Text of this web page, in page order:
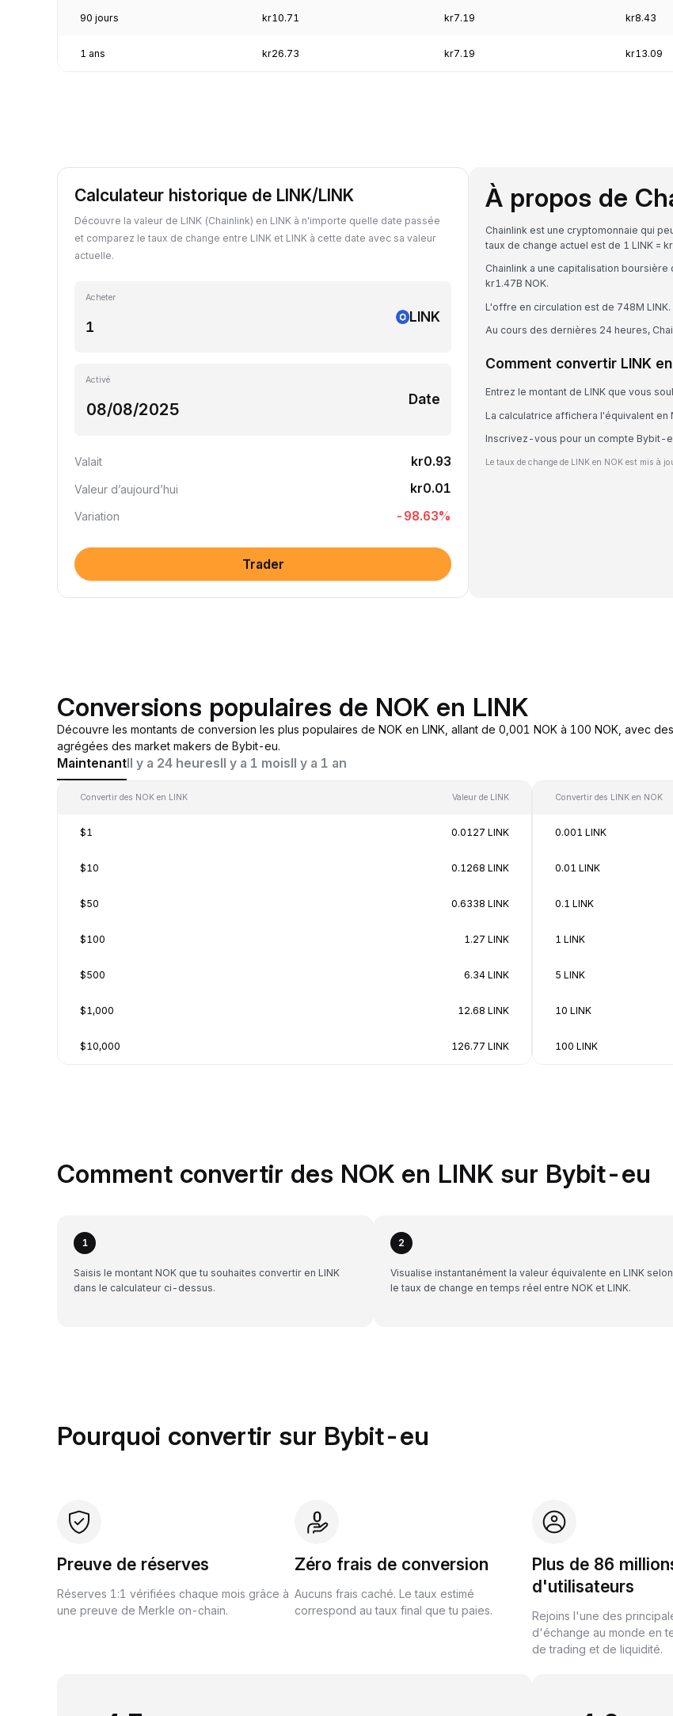
90 jours kr10.71 kr7.19 kr8.43
1 ans kr26.73 kr7.19 kr13.09
Calculateur historique de LINK/LINK
Découvre la valeur de LINK (Chainlink) en LINK à n'importe quelle date passée
et comparez le taux de change entre LINK et LINK à cette date avec sa valeur
actuelle.
Acheter
LINK
Activé
Date
Valait kr0.93
Valeur d’aujourd’hui kr0.01
Variation -98.63%
Trader
À propos de
Chainlink est une cryptomonnaie qui
taux de change actuel est de 1 LINK =
Chainlink a une capitalisation
kr1.47B NOK.
L'offre en circulation est de 748M LINK.
Au cours des dernières 24 heures,
Comment convertir LINK
Entrez le montant de LINK que vous
La calculatrice affichera l'équivalent en
Inscrivez-vous pour un compte Bybit-
Le taux de change de LINK en NOK est mis à
Conversions populaires de NOK en LINK
Découvre les montants de conversion les plus populaires de NOK en LINK, allant de 0,001 NOK à 100 NOK, avec
agrégées des market makers de Bybit-eu.
MaintenantIl y a 24 heuresIl y a 1 moisIl y a 1 an
Convertir des NOK en LINK Valeur de LINK
$1 0.0127 LINK
$10 0.1268 LINK
$50 0.6338 LINK
$100 1.27 LINK
$500 6.34 LINK
$1,000 12.68 LINK
$10,000 126.77 LINK
Convertir des LINK en NOK
0.001 LINK
0.01 LINK
0.1 LINK
1 LINK
5 LINK
10 LINK
100 LINK
Comment convertir des NOK en LINK sur Bybit-eu
1
Saisis le montant NOK que tu souhaites convertir en LINK
dans le calculateur ci-dessus.
2
Visualise instantanément la valeur équivalente en LINK selon
le taux de change en temps réel entre NOK et LINK.
Pourquoi convertir sur Bybit-eu
Preuve de réserves
Réserves 1:1 vérifiées chaque mois grâce à
une preuve de Merkle on-chain.
Zéro frais de conversion
Aucuns frais caché. Le taux estimé
correspond au taux final que tu paies.
Plus de 86
d'utilisateurs
Rejoins l'une des
d'échange au monde en
de trading et de liquidité.